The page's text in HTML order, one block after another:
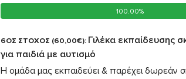
100.00%
100.00%
6ΟΣ ΣΤΟΧΟΣ (60,00€): Γιλέκα εκπαίδευσης
για παιδιά με αυτισμό
Η ομάδα μας εκπαιδεύει & παρέχει δωρεάν